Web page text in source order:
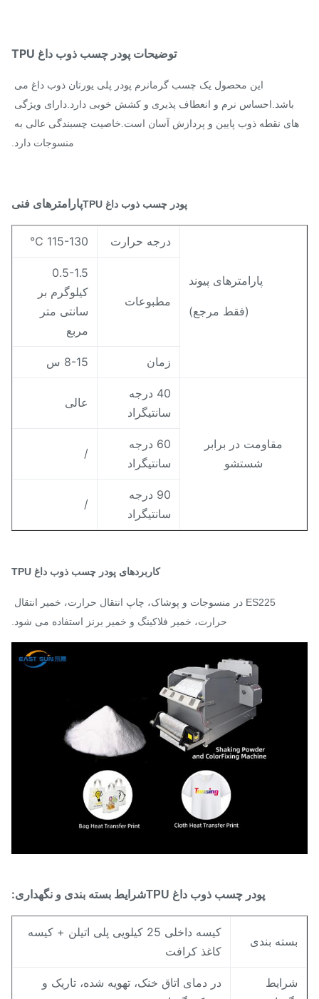
توضیحات پودر چسب ذوب داغ TPU
این محصول یک چسب گرمانرم پودر پلی یورتان ذوب داغ می
باشد.احساس نرم و انعطاف پذیری و کشش خوبی دارد.دارای ویژگی
های نقطه ذوب پایین و پردازش آسان است.خاصیت چسبندگی عالی به
منسوجات دارد.
پودر چسب ذوب داغ TPU پارامترهای فنی
پارامترهای پیوند
(فقط مرجع)
درجه حرارت 115-130 ℃
مطبوعات
0.5-1.5
کیلوگرم بر
سانتی متر
زمان 8-15 س
مقاومت در برابر
شستشو
40 درجه
سانتیگراد
60 درجه
سانتیگراد
90 درجه
سانتیگراد
کاربردهای پودر چسب ذوب داغ TPU
ES225 در منسوجات و پوشاک، چاپ انتقال حرارت، خمیر انتقال
حرارت، خمیر فلاکینگ و خمیر برنز استفاده می شود.
پودر چسب ذوب داغ TPU شرایط بسته بندی و نگهداری:
بندی
کیسه داخلی 25 کیلویی پلی اتیلن + کیسه
کاغذ کرافت
در دمای اتاق خنک، تهویه شده، تاریک و